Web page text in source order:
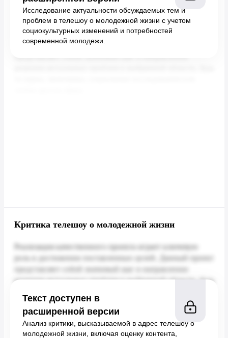
Исследование актуальности обсуждаемых тем и
проблем в телешоу о молодежной жизни с учетом
социокультурных изменений и потребностей
современной молодежи.
Критика телешоу о молодежной жизни
Текст доступен в
расширенной версии
Анализ критики, высказываемой в адрес телешоу о
молодежной жизни, включая оценку контента,